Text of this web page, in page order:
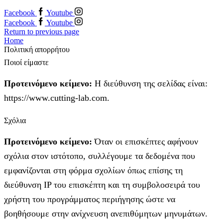
Facebook
Youtube
Facebook
Youtube
Return to previous page
Home
Πολιτική απορρήτου
Ποιοί είμαστε
Προτεινόμενο κείμενο: Η διεύθυνση της σελίδας είναι:
https://www.cutting-lab.com.
Σχόλια
Προτεινόμενο κείμενο:Όταν οι επισκέπτες αφήνουν
σχόλια στον ιστότοπο, συλλέγουμε τα δεδομένα που
εμφανίζονται στη φόρμα σχολίων όπως επίσης τη
διεύθυνση IP του επισκέπτη και τη συμβολοσειρά του
χρήστη του προγράμματος περιήγησης ώστε να
βοηθήσουμε στην ανίχνευση ανεπιθύμητων μηνυμάτων.